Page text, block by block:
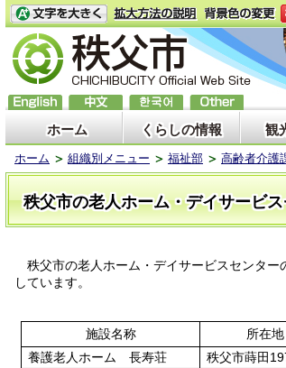
ホーム くらしの情報 観
ホーム 組織別メニュー 福祉部 高齢者介護
秩父市の老人ホーム・デイサービ
秩父市の老人ホーム・デイサービスセンター
しています。
施設名称 所在地
養護老人ホーム 長寿荘
秩父市蒔田